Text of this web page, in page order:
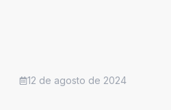
12 de agosto de 2024